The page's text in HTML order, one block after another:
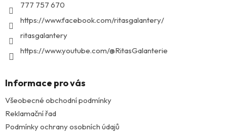
777 757 670
https://www.facebook.com/ritasgalantery/
ritasgalantery
https://www.youtube.com/@RitasGalanterie
Informace pro vás
Všeobecné obchodní podmínky
Reklamační řad
Podmínky ochrany osobních údajů